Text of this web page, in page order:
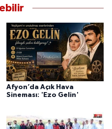
Afyon’da Açık Hava
Sineması: 'Ezo Gelin'